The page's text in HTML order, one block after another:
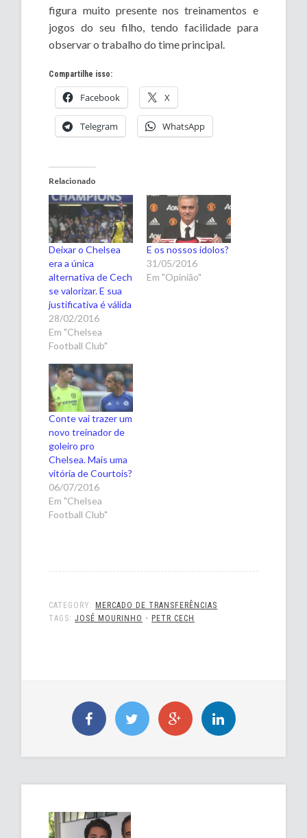
figura muito presente nos treinamentos e
jogos do seu filho, tendo facilidade para
observar o trabalho do time principal.
Compartilhe isso:
Facebook X
Telegram WhatsApp
Relacionado
Deixar o Chelsea
era a única
alternativa de Cech
se valorizar. E sua
justificativa é válida
28/02/2016
Em "Chelsea
Football Club"
E os nossos ídolos?
31/05/2016
Em "Opinião"
Conte vai trazer um
novo treinador de
goleiro pro
Chelsea. Mais uma
vitória de Courtois?
06/07/2016
Em "Chelsea
Football Club"
CATEGORY: MERCADO DE TRANSFERÊNCIAS
TAGS:JOSÉ MOURINHO • PETR CECH